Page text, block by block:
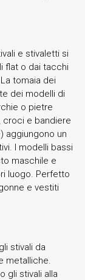
e stivaletti si
flat o dai tacchi
tomaia dei
dei modelli di
o pietre
croci e bandiere
aggiungono un
I modelli bassi
maschile e
luogo. Perfetto
e vestiti
stivali da
metalliche.
gli stivali alla